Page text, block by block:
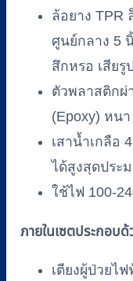
ล้อยาง TPR
ศูนย์กลาง 5
สึกหรอ เสียรู
ตัวพลาสติกผ่
(Epoxy) หน
เสาน้ำเกลือ
ได้สูงสุดประ
ใช้ไฟ 100-
ภายในเซตประกอบด้
เตียงผู้ป่วยไ